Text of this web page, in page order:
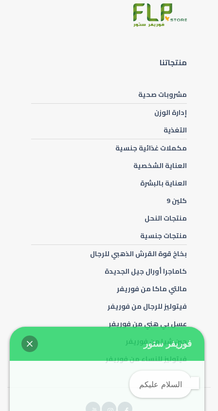
منتجاتنا
مشروبات صحية
إدارة الوزن
التغذية
مكملات غذائية جنسية
العناية الشخصية
العناية بالبشرة
كلين 9
منتجات النحل
منتجات جنسية
بخاخ قوة القرش الذهبي للرجال
كاماجرا أورال جيل الجديدة
مالتي ماكا من فوريفر
فيتوليز للرجال من فوريفر
عسل بي هني من فوريفر
جين شيا من فوريفر
فيتوليز للنساء من فوريفر
فوريفر ستور
السلام عليكم